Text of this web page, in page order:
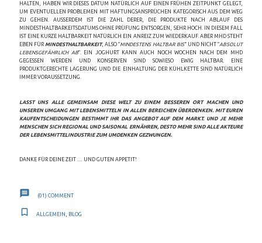
HALTEN, HABEN WIR DIESES DATUM NATÜRLICH AUF EINEN FRÜHEN ZEITPUNKT GELEGT,
UM EVENTUELLEN PROBLEMEN MIT HAFTUNGSANSPRÜCHEN KATEGORISCH AUS DEM WEG
ZU GEHEN. AUSSERDEM IST DIE ZAHL DERER, DIE PRODUKTE NACH ABLAUF DES M
INDESTHALTBARKEITSDATUMS OHNE PRÜFUNG ENTSORGEN, SEHR HOCH. IN DIESEM FALL I
ST EINE KURZE HALTBARKEIT NATÜRLICH EIN ANREIZ ZUM WIEDERKAUF. ABER MHD STEHT E
BEN FÜR MINDESTHALTBARKEIT, ALSO “MINDESTENS HALTBAR BIS” UND NICHT “ABSOLUT
LEBENSGEFÄHRLICH AB“. EIN JOGHURT KANN AUCH NOCH WOCHEN NACH DEM MHD
GEGESSEN WERDEN UND KONSERVEN SIND SOWIESO EWIG HALTBAR. EINE
PRODUKTGERECHTE LAGERUNG UND DIE EINHALTUNG DER KÜHLKETTE SIND NATÜRLICH
IMMER VORAUSSETZUNG.
LASST UNS ALLE GEMEINSAM DIESE WELT ZU EINEM BESSEREN ORT MACHEN UND
UNSEREN UMGANG MIT LEBENSMITTELN IN ALLEN BEREICHEN ÜBERDENKEN. MIT EUREN
KAUFENTSCHEIDUNGEN BESTIMMT IHR DAS ANGEBOT AUF DEM MARKT. UND JE MEHR
MENSCHEN SICH REGIONAL UND SAISONAL ERNÄHREN, DESTO MEHR SIND ALLE AKTEURE
DER LEBENSMITTELINDUSTRIE ZUM UMDENKEN GEZWUNGEN.
DANKE FÜR DEINE ZEIT … UND GUTEN APPETIT!
(01) COMMENT
ALLGEMEIN BLOG